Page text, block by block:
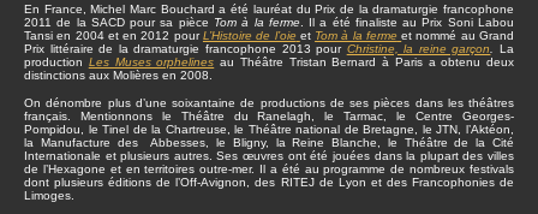
En France, Michel Marc Bouchard a été lauréat du Prix de la dramaturgie francophone
2011 de la SACD pour sa pièce Tom à la ferme. Il a été finaliste au Prix Soni Labou
Tansi en 2004 et en 2012 pourL’Histoire de l’oie et Tom à la ferme et nommé au Grand
Prix littéraire de la dramaturgie francophone 2013 pour Christine, la reine garçon .La
production Les Muses orphelines au Théâtre Tristan Bernard à Paris a obtenu deux
distinctions aux Molières en 2008.
On dénombre plus d’une soixantaine de productions de ses pièces dans les théâtres
français. Mentionnons le Théâtre du Ranelagh, le Tarmac, le Centre Georges-
Pompidou, le Tinel de la Chartreuse, le Théâtre national de Bretagne, le JTN, l’Aktéon,
la Manufacture des Abbesses, le Bligny, la Reine Blanche, le Théâtre de la Cité
Internationale et plusieurs autres. Ses œuvres ont été jouées dans la plupart des villes
de l’Hexagone et en territoires outre-mer. Il a été au programme de nombreux festivals
dont plusieurs éditions de l’Off-Avignon, des RITEJ de Lyon et des Francophonies de
Limoges.